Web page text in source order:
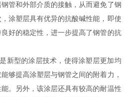
管和外部介质的接触，从而避免了钢
涂塑层具有优异的抗酸碱性能，即使
好的稳定性，进一步提高了钢管的抗
新型的涂层技术，使得涂塑层更加均
够提高涂塑层与钢管之间的附着力，
。另外，该涂层还具有较高的耐温性